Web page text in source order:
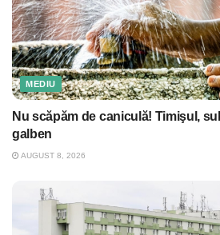
MEDIU
Nu scăpăm de caniculă! Timişul,
galben
AUGUST 8, 2026